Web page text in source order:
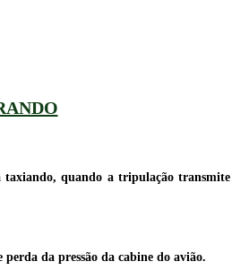
quando a tripulação transmite
da pressão da cabine do avião.